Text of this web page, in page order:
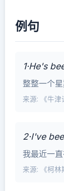
例句
1·He's
整整一个星
来源: 《牛津
2·I've
我最近一直
来源: 《柯林